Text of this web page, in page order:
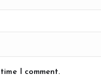
I comment.